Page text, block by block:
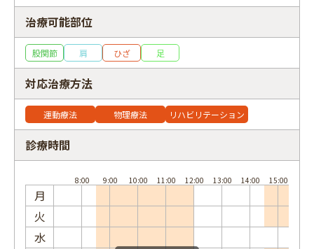
フリーワード
治療可能部位
股関節 肩 ひざ 足
対応治療方法
運動療法 物理療法 リハビリテーション
診療時間
月
火
水